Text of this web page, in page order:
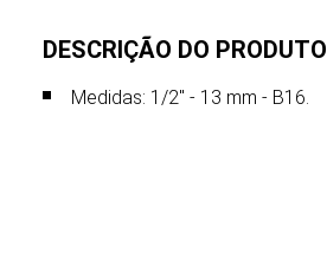
DESCRIÇÃO DO PRODUTO
Medidas: 1/2" - 13 mm - B16.